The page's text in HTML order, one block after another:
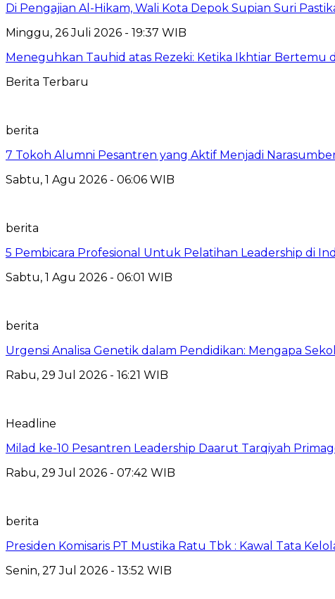
Di Pengajian Al-Hikam, Wali Kota Depok Supian Suri
Minggu, 26 Juli 2026 - 19:37 WIB
Meneguhkan Tauhid atas Rezeki: Ketika Ikhtiar Bertemu
Berita Terbaru
berita
7 Tokoh Alumni Pesantren yang Aktif Menjadi
Sabtu, 1 Agu 2026 - 06:06 WIB
berita
5 Pembicara Profesional Untuk Pelatihan Leadership di
Sabtu, 1 Agu 2026 - 06:01 WIB
berita
Urgensi Analisa Genetik dalam Pendidikan: Mengapa
Rabu, 29 Jul 2026 - 16:21 WIB
Headline
Milad ke-10 Pesantren Leadership Daarut Tarqiyah
Rabu, 29 Jul 2026 - 07:42 WIB
berita
Presiden Komisaris PT Mustika Ratu Tbk : Kawal Tata
Senin, 27 Jul 2026 - 13:52 WIB